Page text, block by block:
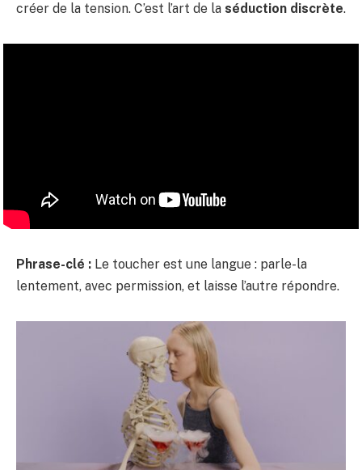
créer de la tension. C’est l’art de la séduction discrète.
Phrase-clé : Le toucher est une langue : parle-la
lentement, avec permission, et laisse l’autre répondre.